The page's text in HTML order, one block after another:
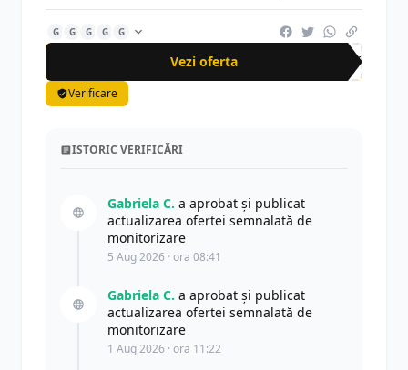
G G G G G
Vezi oferta -88%
Verificare
ISTORIC VERIFICĂRI
Gabriela C. a aprobat și publicat
actualizarea ofertei semnalată de
monitorizare
5 Aug 2026 · ora 08:41
Gabriela C. a aprobat și publicat
actualizarea ofertei semnalată de
monitorizare
1 Aug 2026 · ora 11:22